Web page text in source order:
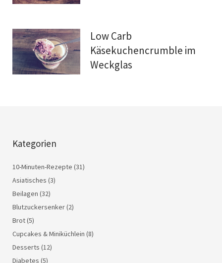
Low Carb
Käsekuchencrumble im
Weckglas
Kategorien
10-Minuten-Rezepte (31)
Asiatisches (3)
Beilagen (32)
Blutzuckersenker(2)
Brot(5)
Cupcakes & Miniküchlein (8)
Desserts (12)
Diabetes (5)